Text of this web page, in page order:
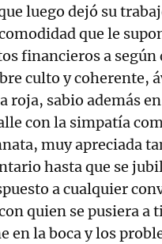
luego dejó su
que le
financieros a según
culto y coherente,
roja, sabio además
con la simpatía
muy apreciada
hasta que se
a cualquier
quien se pusiera a
en la boca y los